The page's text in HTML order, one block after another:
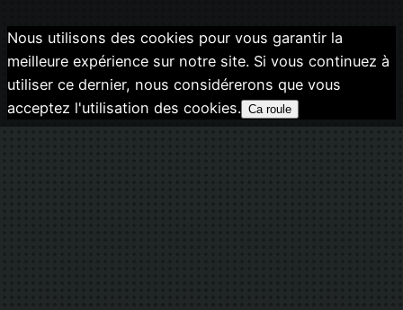
Nous utilisons des cookies pour vous garantir la
meilleure expérience sur notre site. Si vous continuez à
utiliser ce dernier, nous considérerons que vous
acceptez l'utilisation des cookies. Ca roule